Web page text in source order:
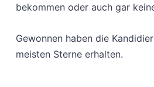
bekommen oder auch gar
Gewonnen haben die
meisten Sterne erhalten.